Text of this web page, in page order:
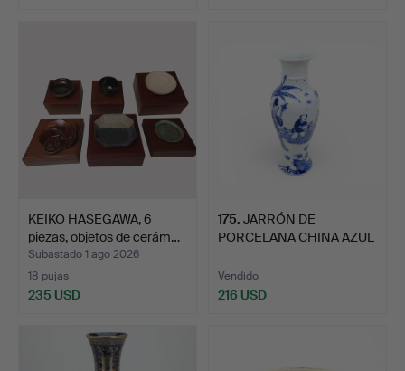
KEIKO HASEGAWA, 6
piezas, objetos de cerám…
Subastado 1 ago 2026
18 pujas
235 USD
175. JARRÓN DE
PORCELANA CHINA AZUL
Vendido
216 USD